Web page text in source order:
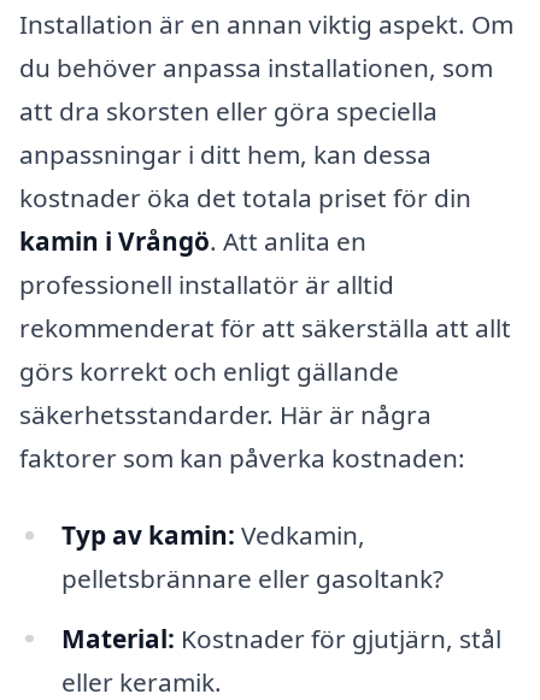
Installation är en annan viktig aspekt. Om
du behöver anpassa installationen, som
att dra skorsten eller göra speciella
anpassningar i ditt hem, kan dessa
kostnader öka det totala priset för din
kamin i Vrångö. Att anlita en
professionell installatör är alltid
rekommenderat för att säkerställa att allt
görs korrekt och enligt gällande
säkerhetsstandarder. Här är några
faktorer som kan påverka kostnaden:
Typ av kamin: Vedkamin,
pelletsbrännare eller gasoltank?
Material: Kostnader för gjutjärn, stål
eller keramik.